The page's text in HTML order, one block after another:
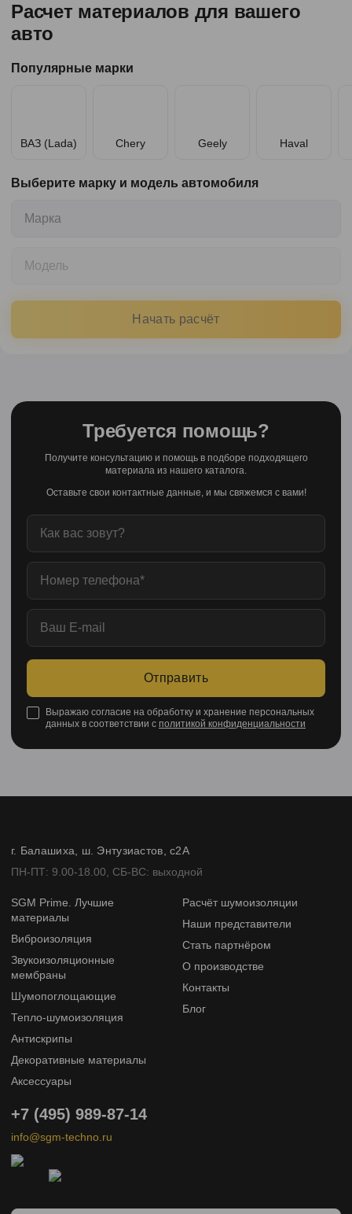
Расчет материалов для вашего
авто
Популярные марки
ВАЗ (Lada) Chery Geely Haval
Выберите марку и модель автомобиля
Марка
Модель
Начать расчёт
Требуется помощь?
Получите консультацию и помощь в подборе подходящего
материала из нашего каталога.
Оставьте свои контактные данные, и мы свяжемся с вами!
Отправить
Выражаю согласие на обработку и хранение персональных
данных в соответствии с политикой конфиденциальности
г. Балашиха, ш. Энтузиастов, с2А
ПН-ПТ: 9.00-18.00, СБ-ВС: выходной
SGM Prime. Лучшие
материалы
Виброизоляция
Звукоизоляционные
мембраны
Шумопоглощающие
Тепло-шумоизоляция
Антискрипы
Декоративные материалы
Аксессуары
Расчёт шумоизоляции
Наши представители
Стать партнёром
О производстве
Контакты
Блог
+7 (495) 989-87-14
info@sgm-techno.ru